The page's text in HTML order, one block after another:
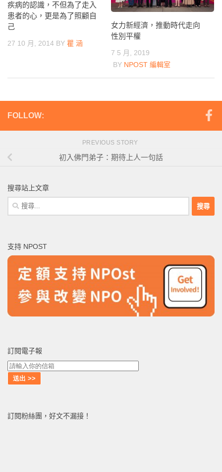
疾病的認識，不但為了走入
患者的心，更是為了照顧自
己
27 10 月, 2014 BY 瞿 涵
女力新經濟，推動時代走向
性別平權
7 5 月, 2019
BY NPOST 編輯室
FOLLOW:
PREVIOUS STORY
初入佛門弟子：期待上人一句話
搜尋站上文章
搜
尋
字:
支持 NPOST
訂閱電子報
訂閱粉絲團，好文不漏接！